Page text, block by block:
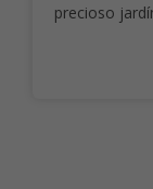
precioso